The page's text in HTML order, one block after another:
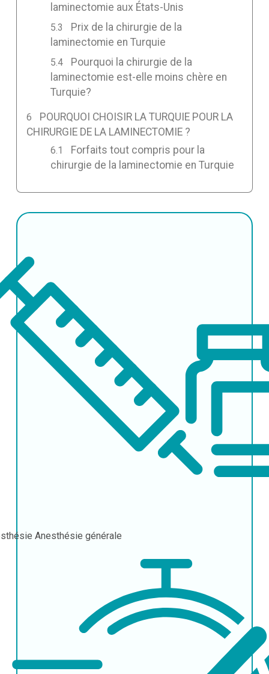
laminectomie aux États-Unis
Prix de la chirurgie de la
laminectomie en Turquie
Pourquoi la chirurgie de la
laminectomie est-elle moins chère en
Turquie?
POURQUOI CHOISIR LA TURQUIE POUR LA
CHIRURGIE DE LA LAMINECTOMIE ?
Forfaits tout compris pour la
chirurgie de la laminectomie en Turquie
Anesthésie générale